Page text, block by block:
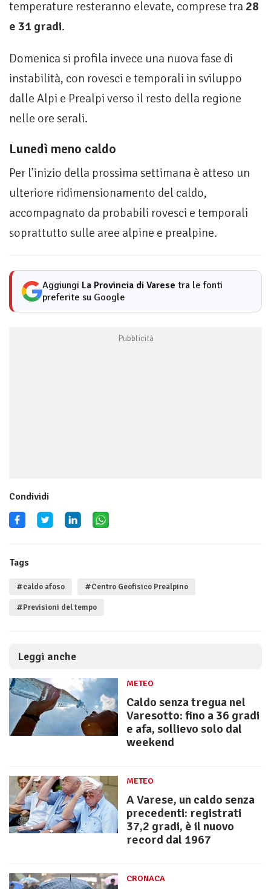
temperature resteranno elevate, comprese tra 28
e 31 gradi.
Domenica si profila invece una nuova fase di
instabilità, con rovesci e temporali in sviluppo
dalle Alpi e Prealpi verso il resto della regione
nelle ore serali.
Lunedì meno caldo
Per l’inizio della prossima settimana è atteso un
ulteriore ridimensionamento del caldo,
accompagnato da probabili rovesci e temporali
soprattutto sulle aree alpine e prealpine.
Aggiungi La Provincia di Varese tra le fonti
preferite su Google
Condividi
Tags
#caldo afoso #Centro Geofisico Prealpino
#Previsioni del tempo
Leggi anche
METEO
Caldo senza tregua nel
Varesotto: fino a 36 gradi
e afa, sollievo solo dal
weekend
METEO
A Varese, un caldo senza
precedenti: registrati
37,2 gradi, è il nuovo
record dal 1967
CRONACA